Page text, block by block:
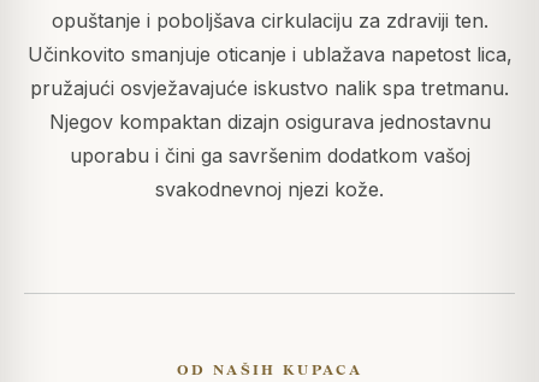
opuštanje i poboljšava cirkulaciju za zdraviji ten.
Učinkovito smanjuje oticanje i ublažava napetost lica,
pružajući osvježavajuće iskustvo nalik spa tretmanu.
Njegov kompaktan dizajn osigurava jednostavnu
uporabu i čini ga savršenim dodatkom vašoj
svakodnevnoj njezi kože.
OD NAŠIH KUPACA